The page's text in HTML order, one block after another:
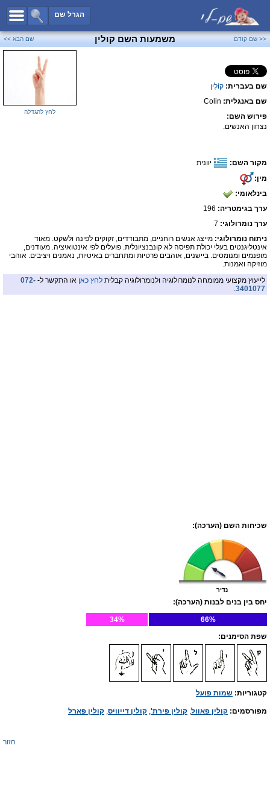
הגרל שם
כל השמות
שמות לבנים
שמות לבנות
שמות משותפים
שמות נפוצים
<< שם קודם משמעות השם קולין שם הבא >>
שם בעברית: קוֹלִין
שם באנגלית: Colin
פירוש השם:
נצחון האנשים.
מקור השם:
יוונית
מין:
בינלאומי:
ערך בגימטריה:
ערך נומרולוגי: 7
לחץ להגדלה
ניתוח נומרולוגי: מייצג אנשים רוחניים, מתבודדים, זקוקים לפינה ולשקט. מאוד
אינטליגנטים בעלי יכולת תפיסה לא קונבנציונלית. פועלים לפי אינטואיציה. מעודנים,
מופנמים ומנומסים. ביישנים, אוהבים פרטיות ומתחברים באיטיות, נאמנים ויציבים. אוהבי
מוזיקה ואמנות.
לייעוץ מקצועי ממומחה לנומרולוגיה ולנומרולוגיה קבלית לחץ כאן או התקשר ל- 072-
3401077
.
שכיחות השם (הערכה):
נדיר
יחס בין בנים לבנות (הערכה):
66%
34%
שפת הסימנים:
קטגוריות: שמות פועל
מפורסמים: קולין פאוול, קולין פירת', קולין דייוויס, קולין פארל
חזור